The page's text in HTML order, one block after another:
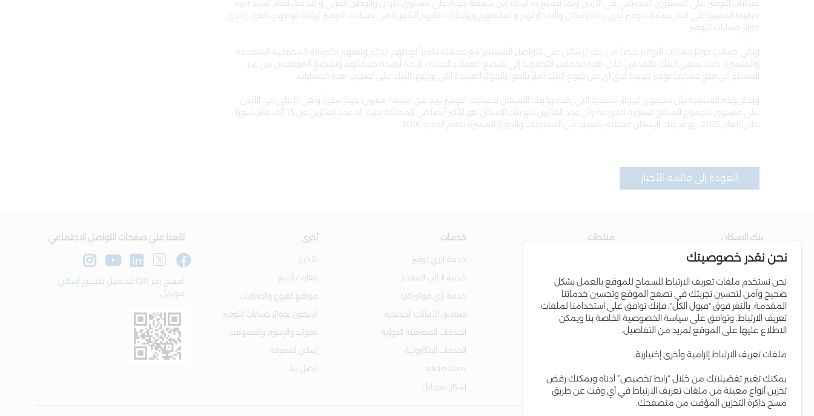
حسابات التوفير على المستوى المصرفي في الأردن ولما يتمتع به البنك من سمعة جيدة على مستوى الأردن والوطن العربي و قد حث الفائز السيد (نزيه
حبايبه) الجميع على فتح حسابات توفير لدى بنك الإسكان والادخار لهم و لعائلاتهم وزيادة ايداعاتهم الشهرية في حسابات التوفير لزيادة فرصهم بالفوز بإحدى
جوائز حسابات التوفير.
وتأتي حملات جوائز حسابات التوفير حرصاً من بنك الإسكان على التواصل المستمر مع عملائه تقديراً لولائهم الدائم وثقتهم بخدماته المصرفية المتعددة
والمتميزة، حيث يسعى البنك دائما من خلال هذه الحملات التحفيزية إلى تشجيع العملاء الحاليين لزيادة أرصدة حساباتهم وتشجيع المواطنين من غير
العملاء إلى فتح حسابات توفير جديدة لدى أي من فروع البنك أملاً بالفوز بالجوائز العديدة التي يوزعها البنك على أصحاب هذه الحسابات.
ويذكر بهذه المناسبة بـأن مجموع الجـوائز النقـدية التي يقدمها بنك الاسـكـان لحسابات التوفير تزيـد عـن (سبعة ملايين) دينار سنوياً وهي الأعلى في الأردن
على مستوى مجموع المبالغ السنوية الموزعة وأن عدد الفائزين مع بنك الاسكان هو الأكبر أيضا في المملكة حيث زاد عدد الفائزين عن 13 ألف فائز سنويا
خلال العام 2015، ووعد بنك الإسكان عملائه بالعديد من المفاجئات والجوائز المميزة للعام الجديد 2016.
العودة إلى قائمة الأخبار
بنك الاسكان
عن البنك
مجلس الإدارة
إدارة البنك
علاقات المستثمرين
التواجد الإقليمي
المسؤولية الاجتماعية
العمل لدى البنك
منتجات
القروض السكنية
برامج الائتمان
البطاقات الإئتمانية
حساب مستقبلي
خدمات
خدمة ايزي توفير
خدمة الراتب المقدم
خدمة (إي فواتيركم)
صناديق الأمانات الحديدية
الخدمات المصرفية الدولية
الخدمات الإلكترونية
Iskan Gain
إسكان موبايل
أخرى
الأخبار
عقارات للبيع
مواقع الفروع والصرافات
الرابحون بجوائز حسابات التوفير
الفوائد والرسوم والعمولات
إسكان المعرفة
اتصل بنا
تابعنا على صفحات التواصل الاجتماعي
امسح رمز QR لتحميل تطبيق إسكان
موبايل
نحن نقدر خصوصيتك
نحن نستخدم ملفات تعريف الارتباط للسماح للموقع بالعمل بشكل
صحيح وآمن لتحسين تجربتك في تصفح الموقع وتحسين خدماتنا
المقدمة. بالنقر فوق "قبول الكل"، فإنك توافق على استخدامنا لملفات
تعريف الارتباط. وتوافق على سياسة الخصوصية الخاصة بنا ويمكن
الاطلاع عليها على الموقع لمزيد من التفاصيل.
ملفات تعريف الارتباط إلزامية وأخرى إختيارية.
يمكنك تغيير تفضيلاتك من خلال “رابط تخصيص” أدناه ويمكنك رفض
تخزين أنواع معينة من ملفات تعريف الارتباط في أي وقت عن طريق
مسح ذاكرة التخزين المؤقت من متصفحك.